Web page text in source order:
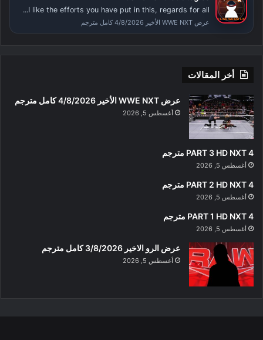
I like the efforts you have put in this, regards for all...
عرض WWE NXT الأخير 4/8/2026 كامل مترجم
أخر المقالات
عرض WWE NXT الأخير 4/8/2026 كامل مترجم
أغسطس 5, 2026
PART 3 HD NXT 4 مترجم
أغسطس 5, 2026
PART 2 HD NXT 4 مترجم
أغسطس 5, 2026
PART 1 HD NXT 4 مترجم
أغسطس 5, 2026
عرض الرو الاخير 3/8/2026 كامل مترجم
أغسطس 5, 2026